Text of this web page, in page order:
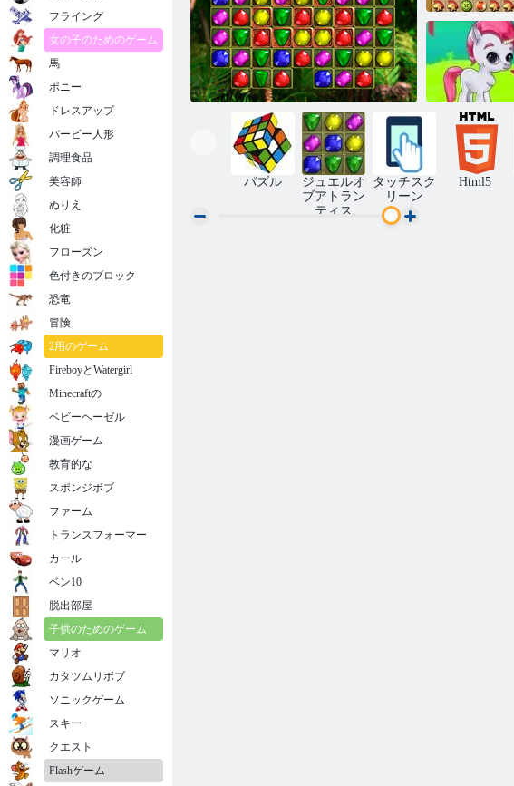
アトランティ
ス浮上
バブルゲーム
パズル
ジュエルオ
ブアトラン
ティス
タッチスク
リーン
Html5
フライング
女の子のためのゲーム
馬
ポニー
ドレスアップ
バービー人形
調理食品
美容師
ぬりえ
化粧
フローズン
色付きのブロック
恐竜
冒険
2用のゲーム
FireboyとWatergirl
Minecraftの
ベビーヘーゼル
漫画ゲーム
教育的な
スポンジボブ
ファーム
トランスフォーマー
カール
ベン10
脱出部屋
子供のためのゲーム
マリオ
カタツムリボブ
ソニックゲーム
スキー
クエスト
Flashゲーム